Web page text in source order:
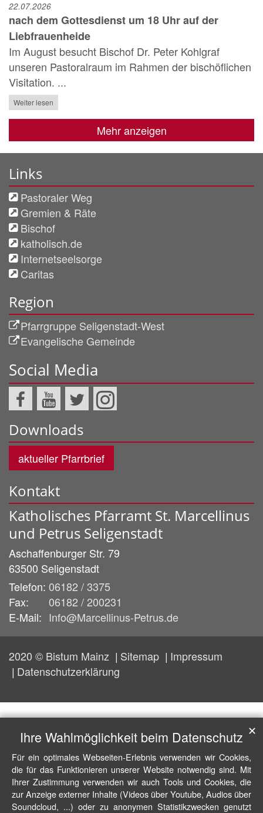
22.07.2026
nach dem Gottesdienst um 18 Uhr auf der
Liebfrauenheide
Im August besucht Bischof Dr. Peter Kohlgraf
unseren Pastoralraum im Rahmen der bischöflichen
Visitation. ...
Weiter lesen
Mehr anzeigen
Links
Pastoraler Weg
Gremien & Räte
Bischof
katholisch.de
Internetseelsorge
Caritas
Region
Pfarrgruppe Seligenstadt-West
Evangelische Gemeinde
Social Media
Downloads
aktueller Pfarrbrief
Kontakt
Katholisches Pfarramt St. Marcellinus
und Petrus Seligenstadt
Aschaffenburger Str. 79
63500 Seligenstadt
Telefon: 06182 / 3375
Fax:
06182 / 200231
E-Mail: Info@Marcellinus-Petrus.de
2020 © Bistum Mainz Sitemap
Impressum
Datenschutzerklärung
Ihre Wahlmöglichkeit beim Datenschutz
Für ein optimales Webseiten-Erlebnis verwenden wir Cookies,
die für das Funktionieren unserer Website notwendig sind. Mit
Ihrer Zustimmung verwenden wir auch Tools und Cookies, die
zur Anzeige externer Inhalte (Videos über Youtube, Audios über
Soundcloud, ...) oder zu anonymen Statistikzwecken genutzt
✕